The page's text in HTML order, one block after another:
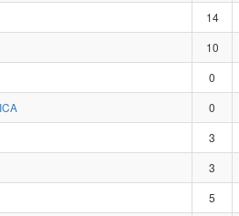
14
10
0
0
3
3
5